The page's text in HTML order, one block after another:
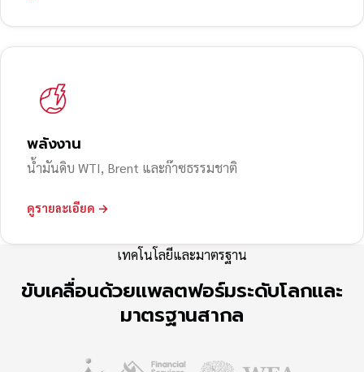
พลังงาน
น้ำมันดิบ WTI, Brent และก๊าซธรรมชาติ
ดูรายละเอียด →
เทคโนโลยีและมาตรฐาน
ขับเคลื่อนด้วยแพลตฟอร์มระดับโลกและ
มาตรฐานสากล